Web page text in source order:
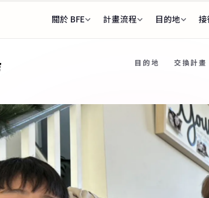
關於 BFE
顧問團隊
陪伴你全程的人
ASSE 夥伴關係
全球最大交換組織之一
為什麼選擇 BFE
計畫流程
出發前・海外期間・返國後
目的地
🌍 歐洲
🇫🇷法國
🇪🇸 西班牙 🇮🇹義大利
🇫🇮 芬蘭 瑞典
目的地 交換計畫